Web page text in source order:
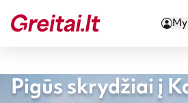
Pigūs skrydžiai į